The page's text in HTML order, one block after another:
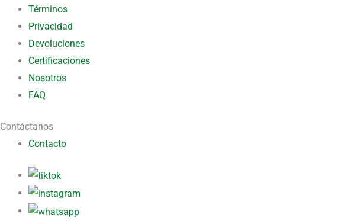
Términos
Privacidad
Devoluciones
Certificaciones
Nosotros
FAQ
Contáctanos
Contacto